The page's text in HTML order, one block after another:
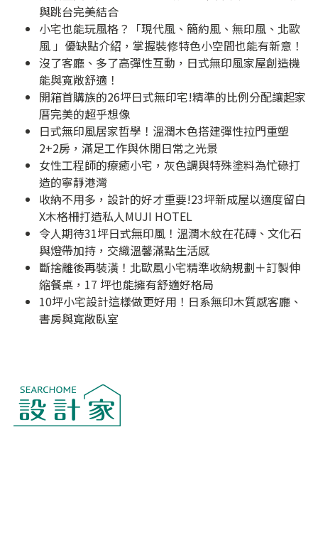
與跳台完美結合
小宅也能玩風格？「現代風、簡約風、無印風、北歐
風 」優缺點介紹，掌握裝修特色小空間也能有新意！
沒了客廳、多了高彈性互動，日式無印風家屋創造機
能與寬敞舒適！
開箱首購族的26坪日式無印宅!精準的比例分配讓起家
厝完美的超乎想像
日式無印風居家哲學！溫潤木色搭建彈性拉門重塑
2+2房，滿足工作與休閒日常之光景
女性工程師的療癒小宅，灰色調與特殊塗料為忙碌打
造的寧靜港灣
收納不用多，設計的好才重要!23坪新成屋以適度留白
X木格柵打造私人MUJI HOTEL
令人期待31坪日式無印風！溫潤木紋在花磚、文化石
與燈帶加持，交織溫馨滿點生活感
斷捨離後再裝潢！北歐風小宅精準收納規劃＋訂製伸
縮餐桌，17 坪也能擁有舒適好格局
10坪小宅設計這樣做更好用！日系無印木質感客廳、
書房與寬敞臥室